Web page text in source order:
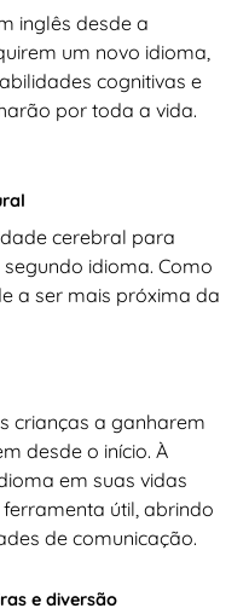
inglês desde a
um novo idioma,
cognitivas e
por toda a vida.
cerebral para
idioma. Como
a ser mais próxima da
crianças a ganharem
desde o início. À
em suas vidas
útil, abrindo
de comunicação.
e diversão